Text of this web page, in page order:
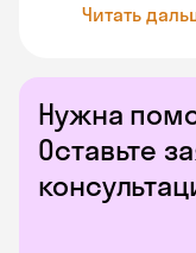
Нужна
Оставьте
Читать